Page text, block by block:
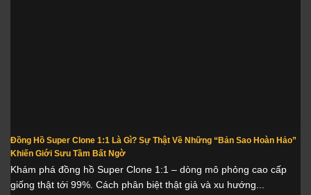
Đồng Hồ Super Clone 1:1 Là Gì? Sự Thật Về Những “Bản Sao Hoàn Hảo”
Khiến Giới Sưu Tầm Bất Ngờ
Khám phá đồng hồ Super Clone 1:1 – dòng mô phỏng cao cấp
giống thật tới 99%. Cách phân biệt thật giả và xu hướng...